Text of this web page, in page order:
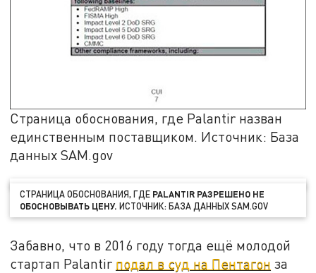
Страница обоснования, где Palantir назван
единственным поставщиком. Источник: База
данных SAM.gov
СТРАНИЦА ОБОСНОВАНИЯ, ГДЕ PALANTIR РАЗРЕШЕНО НЕ
ОБОСНОВЫВАТЬ ЦЕНУ.ИСТОЧНИК: БАЗА ДАННЫХ SAM.GOV
Забавно, что в 2016 году тогда ещё молодой
стартап Palantir подал в суд на Пентагон за